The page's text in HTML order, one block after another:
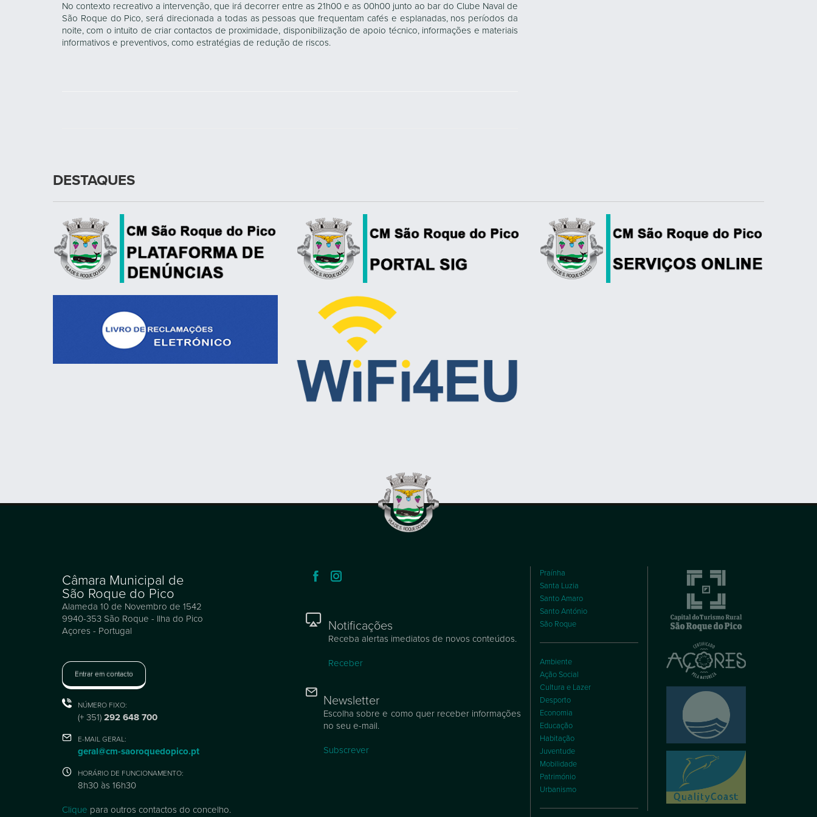
No contexto recreativo a intervenção, que irá decorrer entre as 21h00 e as 00h00 junto ao bar do Clube Naval de
São Roque do Pico, será direcionada a todas as pessoas que frequentam cafés e esplanadas, nos períodos da
noite, com o intuito de criar contactos de proximidade, disponibilização de apoio técnico, informações e materiais
informativos e preventivos, como estratégias de redução de riscos.
DESTAQUES
Câmara Municipal de
São Roque do Pico
Alameda 10 de Novembro de 1542
9940-353 São Roque - Ilha do Pico
Açores - Portugal
Entrar em contacto
NÚMERO FIXO:
(+ 351) 292 648 700
E-MAIL GERAL:
geral@cm-saoroquedopico.pt
HORÁRIO DE FUNCIONAMENTO:
8h30 às 16h30
Clique para outros contactos do concelho.
Notificações
Receba alertas imediatos de novos conteúdos.
Receber
Newsletter
Escolha sobre e como quer receber informações
no seu e-mail.
Subscrever
Praínha
Santa Luzia
Santo Amaro
Santo António
São Roque
Ambiente
Ação Social
Cultura e Lazer
Desporto
Economia
Educação
Habitação
Juventude
Mobilidade
Património
Urbanismo